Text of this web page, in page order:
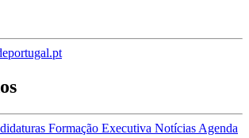
Formação Executiva Notícias Agenda